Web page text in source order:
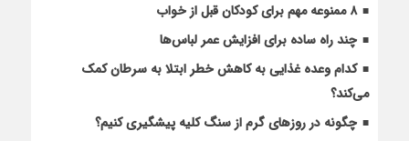
۸ ممنوعه مهم برای کودکان قبل از خواب
چند راه ساده برای افزایش عمر لباس‌ها
کدام وعده غذایی به کاهش خطر ابتلا به سرطان کمک
می‌کند؟
چگونه در روزهای گرم از سنگ کلیه پیشگیری کنیم؟